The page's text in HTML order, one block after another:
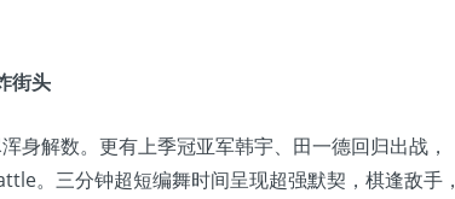
街头
身解数。更有上季冠亚军韩宇、田一德回归出战，
。三分钟超短编舞时间呈现超强默契，棋逢敌手，